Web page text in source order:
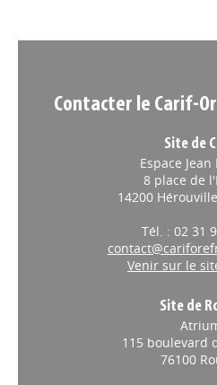
Contacter le Carif-
Site de
Espace
8 place de
14200
Tél. : 02 31
Venir sur le
Site de
115 boulevard
76100